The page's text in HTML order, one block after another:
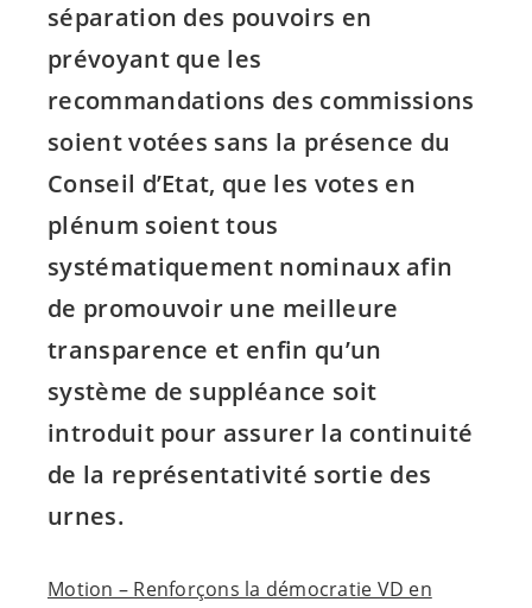
séparation des pouvoirs en
prévoyant que les
recommandations des commissions
soient votées sans la présence du
Conseil d’Etat, que les votes en
plénum soient tous
systématiquement nominaux afin
de promouvoir une meilleure
transparence et enfin qu’un
système de suppléance soit
introduit pour assurer la continuité
de la représentativité sortie des
urnes.
Motion – Renforçons la démocratie VD en